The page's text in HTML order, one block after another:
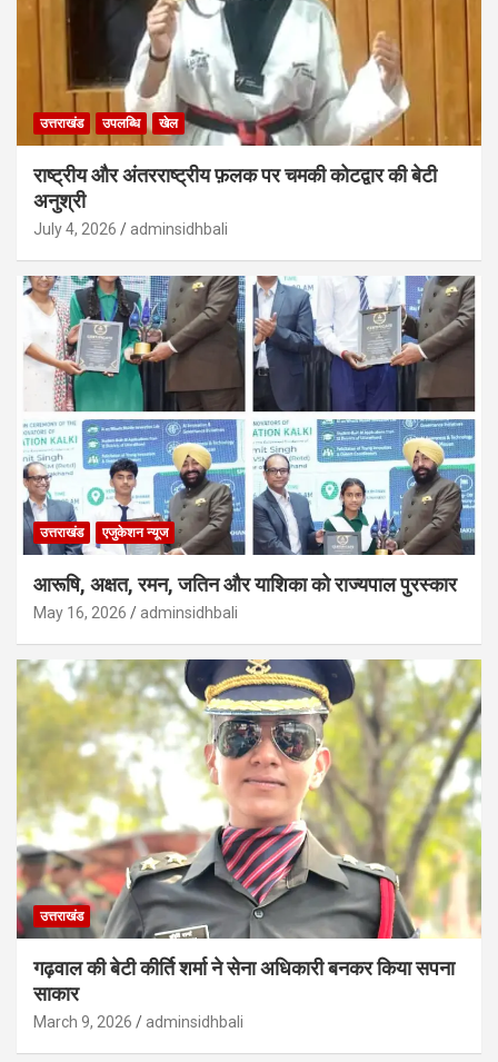
उत्तराखंड उपलब्धि खेल
राष्ट्रीय और अंतरराष्ट्रीय फ़लक पर चमकी कोटद्वार की बेटी
अनुश्री
July 4, 2026 adminsidhbali
उत्तराखंड एजुकेशन न्‍यूज
आरूषि, अक्षत, रमन, जतिन और याशिका को राज्यपाल पुरस्कार
May 16, 2026 adminsidhbali
उत्तराखंड
गढ़वाल की बेटी कीर्ति शर्मा ने सेना अधिकारी बनकर किया सपना
साकार
March 9, 2026 adminsidhbali